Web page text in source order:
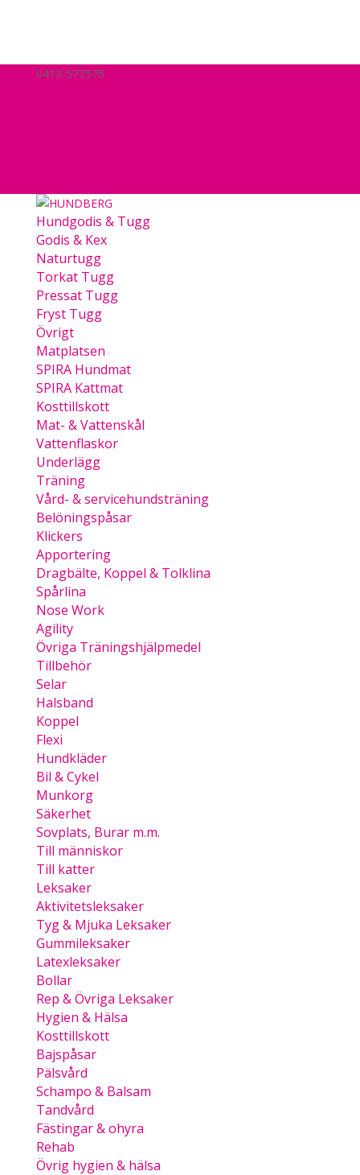
0413-577575
Hundgodis & Tugg
Godis & Kex
Naturtugg
Torkat Tugg
Pressat Tugg
Fryst Tugg
Övrigt
Matplatsen
SPIRA Hundmat
SPIRA Kattmat
Kosttillskott
Mat- & Vattenskål
Vattenflaskor
Underlägg
Träning
Vård- & servicehundsträning
Belöningspåsar
Klickers
Apportering
Dragbälte, Koppel & Tolklina
Spårlina
Nose Work
Agility
Övriga Träningshjälpmedel
Tillbehör
Selar
Halsband
Koppel
Flexi
Hundkläder
Bil & Cykel
Munkorg
Säkerhet
Sovplats, Burar m.m.
Till människor
Till katter
Leksaker
Aktivitetsleksaker
Tyg & Mjuka Leksaker
Gummileksaker
Latexleksaker
Bollar
Rep & Övriga Leksaker
Hygien & Hälsa
Kosttillskott
Bajspåsar
Pälsvård
Schampo & Balsam
Tandvård
Fästingar & ohyra
Rehab
Övrig hygien & hälsa